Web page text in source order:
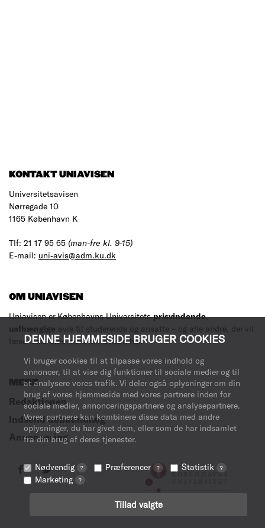
DENNE HJEMMESIDE BRUGER COOKIES
Vi bruger cookies til at tilpasse vores indhold og
annoncer, til at vise dig funktioner til sociale medier og til
at analysere vores trafik. Vi deler også oplysninger om din
brug af vores hjemmeside med vores partnere inden for
sociale medier, annonceringspartnere og analysepartnere.
Vores partnere kan kombinere disse data med andre
oplysninger, du har givet dem, eller som de har indsamlet
fra din brug af deres tjenester.
Nødvendig ? Præferencer ? Statistik ?
Marketing ?
Tillad valgte
KONTAKT UNIAVISEN
Universitetsavisen
Nørregade 10
1165 København K
Tlf: 21 17 95 65 (man-fre kl. 9-15)
E-mail: uni-avis@adm.ku.dk
OM UNIAVISEN
Uniavisen er Københavns Universitetsprisvindende,
uafhængige avis til studerende og ansatte – og alle andre, der vil
læse med.Læs mere om avisen her.
MERE
Redaktionen
Indsend debatindlæg
Annoncering